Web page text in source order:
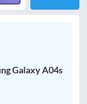
Galaxy A04s